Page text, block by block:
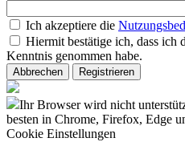
Ich akzeptiere die
Hiermit bestätige ich, dass ich
Kenntnis genommen habe.
Abbrechen Registrieren
Ihr Browser wird nicht
besten in Chrome, Firefox, Edge
Cookie Einstellungen